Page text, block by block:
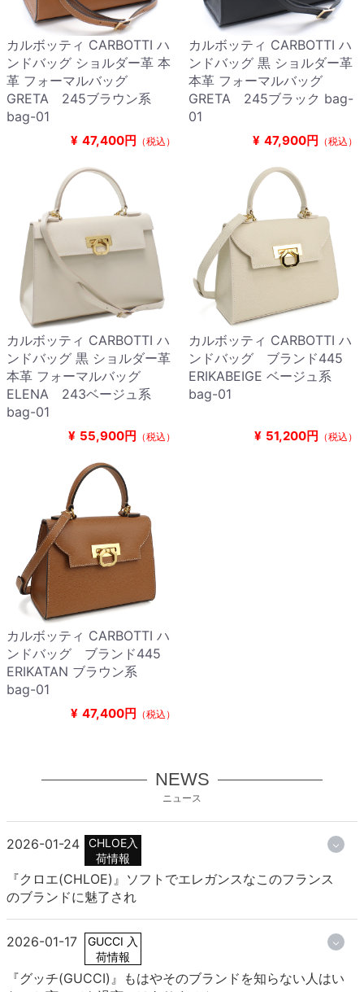
カルボッティ CARBOTTI ハ
ンドバッグ ショルダー革 本
革 フォーマルバッグ
GRETA 245ブラウン系
bag-01
¥ 47,400円 （税込）
カルボッティ CARBOTTI ハ
ンドバッグ 黒 ショルダー革
本革 フォーマルバッグ
GRETA 245ブラック bag-
01
¥ 47,900円 （税込）
カルボッティ CARBOTTI ハ
ンドバッグ 黒 ショルダー革
本革 フォーマルバッグ
ELENA 243ベージュ系
bag-01
¥ 55,900円 （税込）
カルボッティ CARBOTTI ハ
ンドバッグ ブランド445
ERIKABEIGE ベージュ系
bag-01
¥ 51,200円 （税込）
カルボッティ CARBOTTI ハ
ンドバッグ ブランド445
ERIKATAN ブラウン系
bag-01
¥ 47,400円 （税込）
NEWS
ニュース
2026-01-24
CHLOE入
荷情報
『クロエ(CHLOE)』ソフトでエレガンスなこのフランス
のブランドに魅了され
2026-01-17
GUCCI 入
荷情報
『グッチ(GUCCI)』もはやそのブランドを知らない人はい